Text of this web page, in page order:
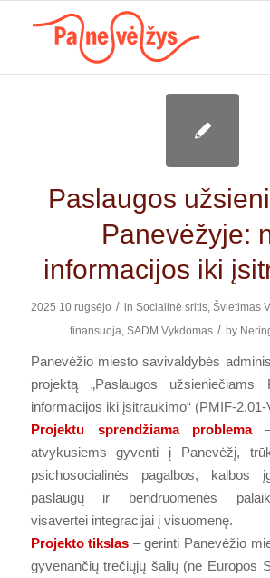
Paslaugos
Panevėžyje:
informacijos iki
2025 10 rugsėjo / inSocialinė sritis,Švietimas
finansuoja,SADM Vykdomas / by
Panevėžio miesto savivaldybės
projektą „Paslaugos užsieniečiams
informacijos iki įsitraukimo“ (PMIF-2.01-
Projektu sprendžiama problema
atvykusiems gyventi į Panevėžį,
psichosocialinės pagalbos, kalbos
paslaugų ir bendruomenės
visavertei integracijai į visuomenę.
Projekto tikslas – gerinti Panevėžio
gyvenančių trečiųjų šalių (ne Europos